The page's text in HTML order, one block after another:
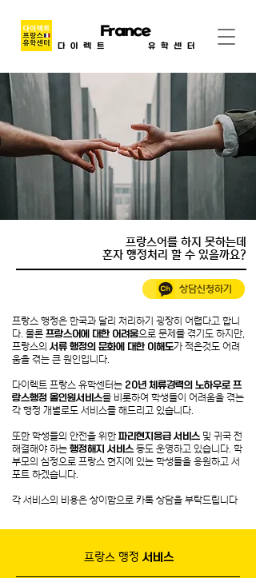
FranceCenter
다이렉트 유학센터
프랑스어를 하지 못하는데
​혼자 행정처리 할 수 있을까요?
상담신청하기
프랑스 행정은 한국과 달리 처리하기 굉장히 어렵다고 합니
다. 물론 프랑스어에 대한 어려움으로 문제를 겪기도 하지만,
프랑스의 서류 행정의 문화에 대한 이해도가 적은것도 어려
움을 겪는 큰 원인입니다.
다이렉트 프랑스 유학센터는 20년 체류경력의 노하우로 프
랑스행정 올인원서비스를 비롯하여 학생들이 어려움을 겪는
각 행정 개별로도 서비스를 해드리고 있습니다.
​또한 학생들의 안전을 위한 파리현지응급 서비스 및 귀국 전
해결해야 하는 행정해지 서비스 등도 운영하고 있습니다. 학
부모의 심정으로 프랑스 현지에 있는 학생들을 응원하고 서
포트 하겠습니다.
각 서비스의 비용은 상이함으로 카톡 상담을 부탁드립니다
프랑스 행정 서비스